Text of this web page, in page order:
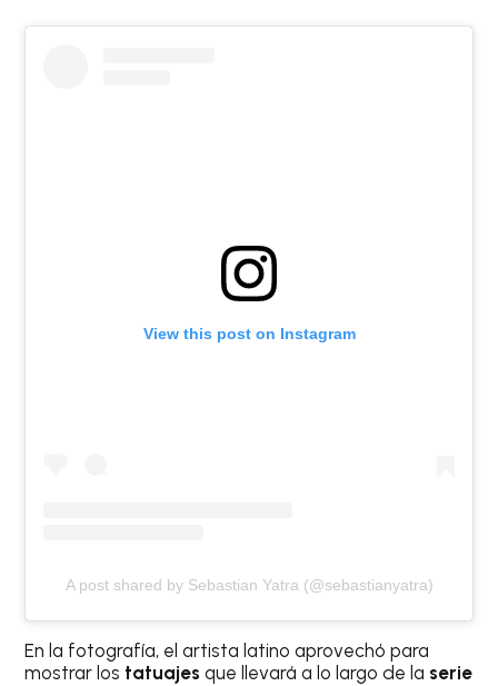
View this post on Instagram
A post shared by Sebastian Yatra (@sebastianyatra)
En la fotografía, el artista latino aprovechó para
mostrar los tatuajesque llevará a lo largo de la serie